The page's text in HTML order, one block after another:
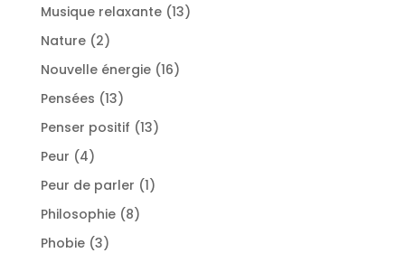
Musique relaxante 1313
Nature 22
produits
Nouvelle énergie 1616
Pensées 1313
produits
Penser positif 1313
Peur 44
produits
Peur de parler 11
Philosophie 88
Phobie 33